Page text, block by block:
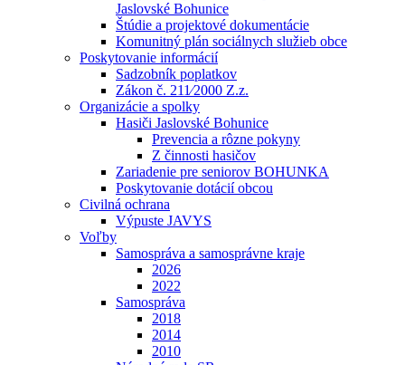
Jaslovské Bohunice
Štúdie a projektové dokumentácie
Komunitný plán sociálnych služieb obce
Poskytovanie informácií
Sadzobník poplatkov
Zákon č. 211⁄2000 Z.z.
Organizácie a spolky
Hasiči Jaslovské Bohunice
Prevencia a rôzne pokyny
Z činnosti hasičov
Zariadenie pre seniorov BOHUNKA
Poskytovanie dotácií obcou
Civilná ochrana
Výpuste JAVYS
Voľby
Samospráva a samosprávne kraje
2026
2022
Samospráva
2018
2014
2010